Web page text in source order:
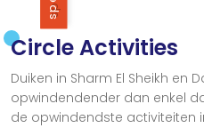
Circle Activities
Duiken in Sharm El Sheikh en
opwindendender dan enkel
de opwindendste activiteiten